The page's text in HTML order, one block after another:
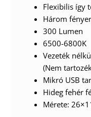
Flexibilis így
Három
300 Lumen
6500-6800K
Vezeték
(Nem
Mikró USB
Hideg fehér
Mérete: